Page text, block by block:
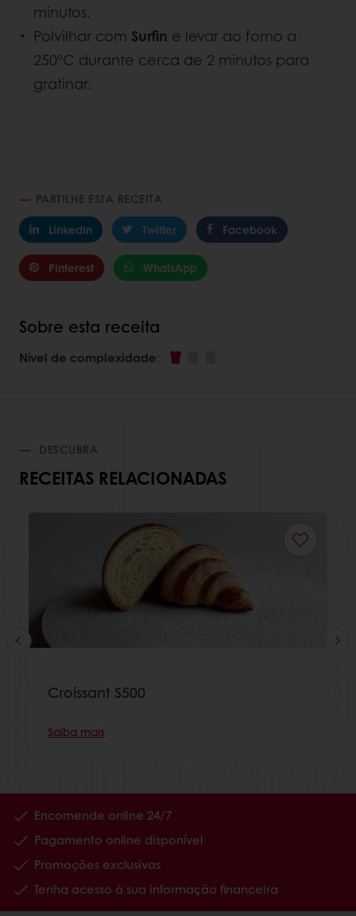
minutos.
Polvilhar com Surfin e levar ao forno a
250ºC durante cerca de 2 minutos para
gratinar.
PARTILHE ESTA RECEITA
LinkedIn
Twitter Facebook
Pinterest WhatsApp
Sobre esta receita
Nível de complexidade:
DESCUBRA
RECEITAS RELACIONADAS
Croissant S500
Saiba mais
Encomende online 24/7
Pagamento online disponível
Promoções exclusivas
Tenha acesso à sua informação financeira